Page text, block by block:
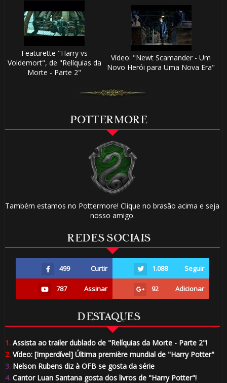
Featurette "Harry vs
Voldemort", de "Relíquias da
Morte - Parte 2"
Vídeo: "Newt Scamander - Um
Novo Herói para Uma Nova Era"
POTTERMORE
Também estamos no Pottermore! Clique no brasão acima e seja
nosso amigo.
REDES SOCIAIS
499 Curtir 1.088 Seguir
787 Assinar 92 Adicionar
DESTAQUES
1.Assista ao trailer dublado de "Relíquias da Morte - Parte 2"!
2.Vídeo: [Imperdível] Última première mundial de "Harry Potter"
3.Nelson Rubens diz à OFB se gosta da série
4.Cantor Luan Santana gosta dos livros de "Harry Potter"!